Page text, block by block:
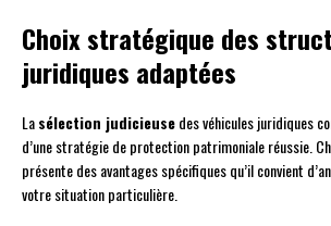
Choix stratégique des
juridiques adaptées
Lasélection judicieusedes véhicules juridiques
d’une stratégie de protection patrimoniale réussie.
présente des avantages spécifiques qu’il convient
votre situation particulière.